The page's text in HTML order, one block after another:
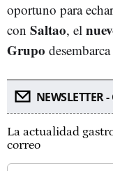
oportuno para
con Saltao, el
Grupo
NEWSLETTER
La actualidad
correo